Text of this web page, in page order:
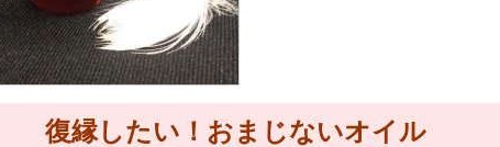
復縁したい！ おまじないオイル